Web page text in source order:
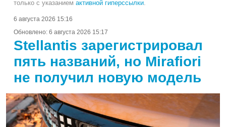
только с указанием активной гиперссылки
6 августа 2026 15:16
Обновлено: 6 августа 2026 15:17
Stellantis зарегистрировал
пять названий, но Mirafiori
не получил новую модель